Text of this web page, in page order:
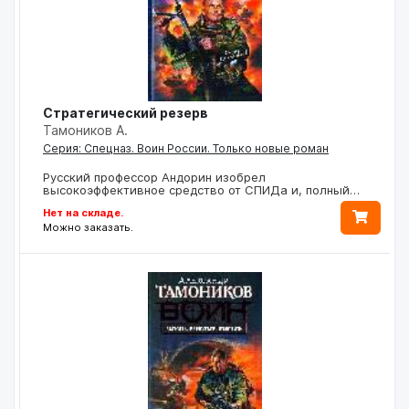
Стратегический резерв
Тамоников А.
Серия: Спецназ. Воин России. Только новые роман
Русский профессор Андорин изобрел
высокоэффективное средство от СПИДа и, полный…
Нет на складе.
Можно заказать.